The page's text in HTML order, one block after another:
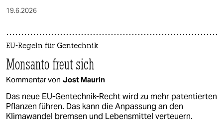
19.6.2026
EU-Regeln für Gentechnik
Monsanto freut sich
Kommentar von Jost Maurin
Das neue EU-Gentechnik-Recht wird zu mehr patentierten
Pflanzen führen. Das kann die Anpassung an den
Klimawandel bremsen und Lebensmittel verteuern.